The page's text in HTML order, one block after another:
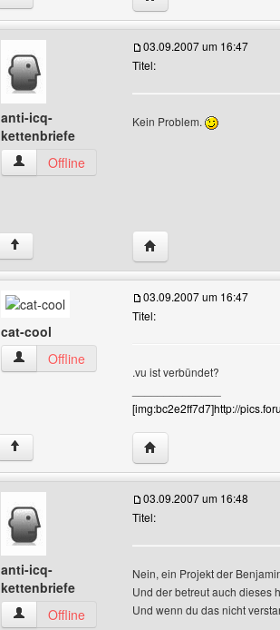
anti-icq-
kettenbriefe
anti-icq-kettenbriefe Benutzer-Profile anzeigen
Offline
03.09.2007 um 16:47
Titel:
Kein Problem.
↑ Website dieses
cat-cool
cat-cool Benutzer-Profile anzeigen
Offline
03.09.2007 um 16:47
Titel:
.vu ist verbündet?
[img:bc2e2ff7d7]http://
↑ Website dieses
anti-icq-
kettenbriefe
anti-icq-kettenbriefe Benutzer-Profile anzeigen
Offline
03.09.2007 um 16:48
Titel:
Nein, ein Projekt der
Und der betreut auch dieses
Und wenn du das nicht